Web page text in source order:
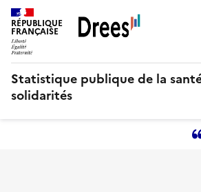
Aller
au
contenu
principal
RÉPUBLIQUE
FRANÇAISE
Statistique publique de la
solidarités